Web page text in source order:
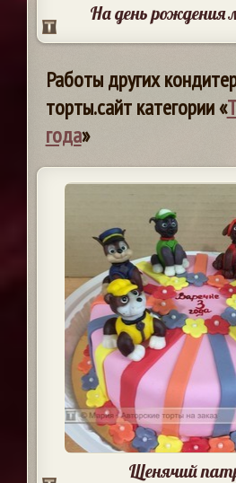
На день
Работы других
торты.сайт категории «
года»
Щенячий